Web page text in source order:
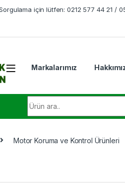
için lütfen: 0212 577 44 21 /
Markalarımız
Motor Koruma ve Kontrol Ürünleri